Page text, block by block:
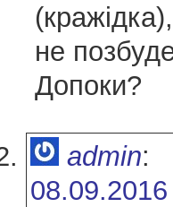
не
Допоки?
admin: